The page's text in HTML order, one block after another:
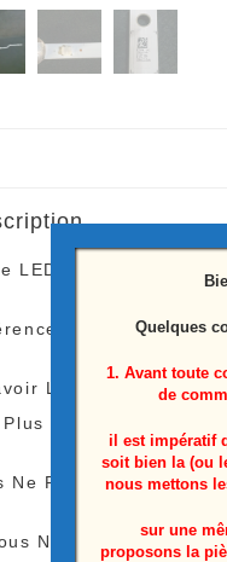
LEDS télé Samsung
BN96-36235A
Le Tarif De
Ne Payer Qu’une
N’avez Pas
Quelques
1. Avant toute
de
il est impératif
soit bien la (ou
nous mettons
sur une
proposons la